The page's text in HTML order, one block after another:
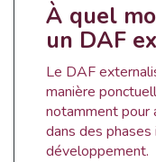
À quel
un DAF
Le DAF
manière
notamment pour
dans des
développement.